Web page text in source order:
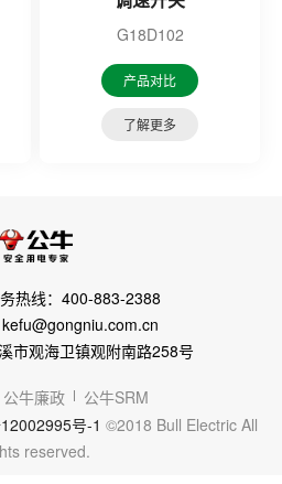
G18D102
产品对比
了解更多
热线：400-883-2388
市观海卫镇观附南路258号
公牛廉政
公牛SRM
号-1 ©2018 Bull Electric All
reserved.